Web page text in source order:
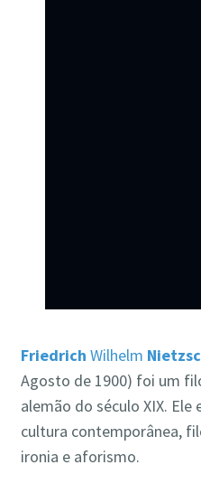
Friedrich Wilhelm
Agosto de 1900) foi um
alemão do século XIX.
cultura contemporânea,
ironia e aforismo.